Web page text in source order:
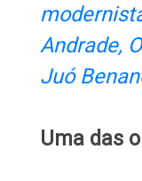
Andrade,
Juó
Uma das